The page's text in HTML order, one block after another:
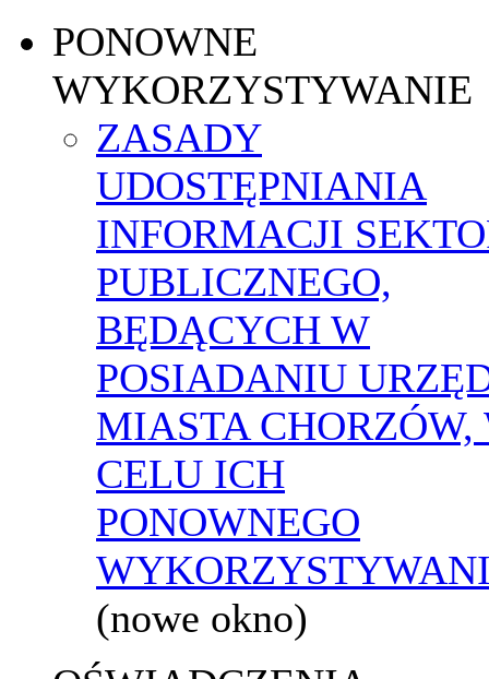
PONOWNE
WYKORZYSTYWANIE
ZASADY
UDOSTĘPNIANIA
INFORMACJI
PUBLICZNEGO,
BĘDĄCYCH W
POSIADANIU
MIASTA CHORZÓW,
CELU ICH
PONOWNEGO
(nowe okno)